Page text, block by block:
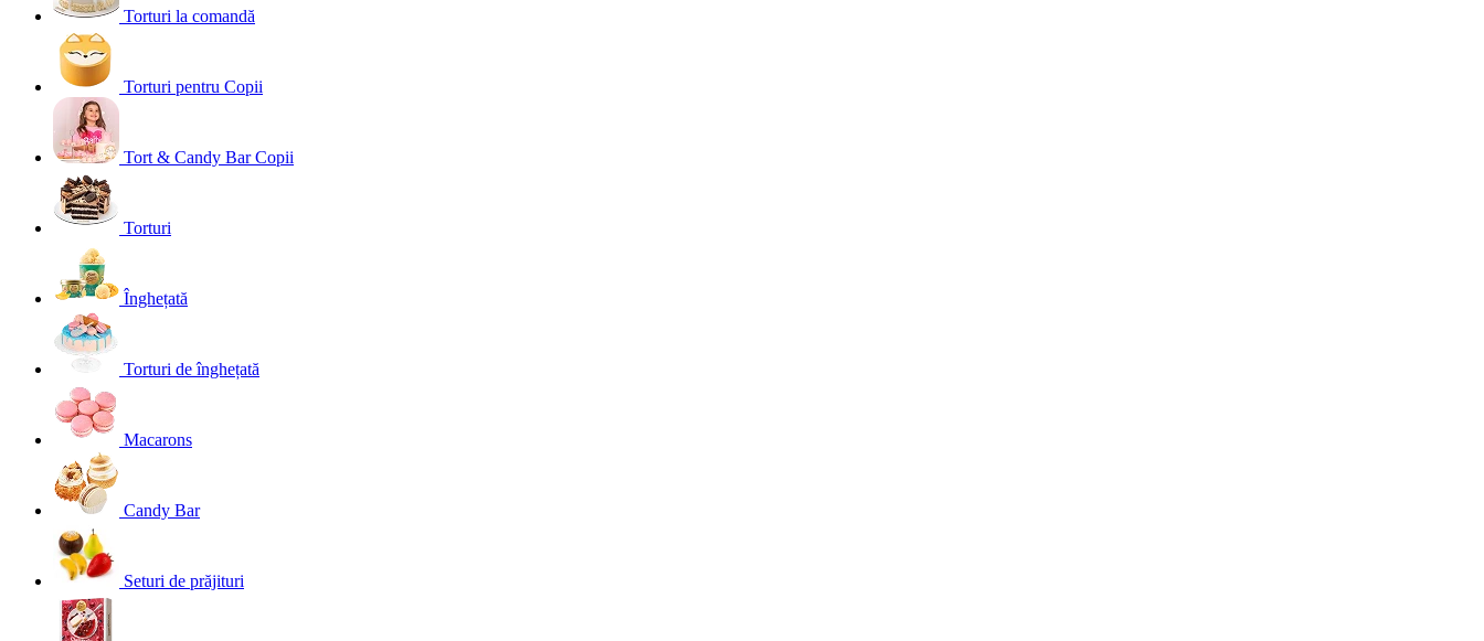
Torturi la comandă
Torturi pentru Copii
Tort & Candy Bar Copii
Torturi
Înghețată
Torturi de înghețată
Macarons
Candy Bar
Seturi de prăjituri